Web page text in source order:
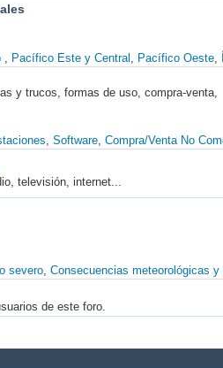
Pacífico Este y Central Pacífico Oeste
y trucos, formas de uso, compra-venta,
Software Compra/Venta No
televisión, internet...
severo Consecuencias meteorológicas
de este foro.